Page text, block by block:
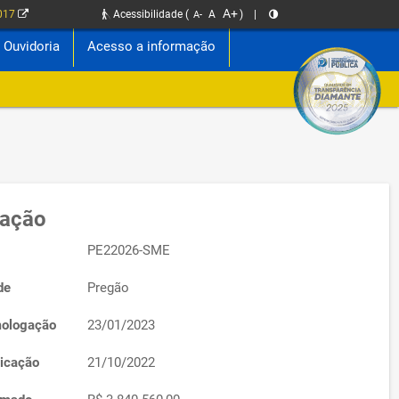
Acessibilidade ( A- A A+)
Ouvidoria Acesso a informação
PE22026-SME
Pregão
23/01/2023
21/10/2022